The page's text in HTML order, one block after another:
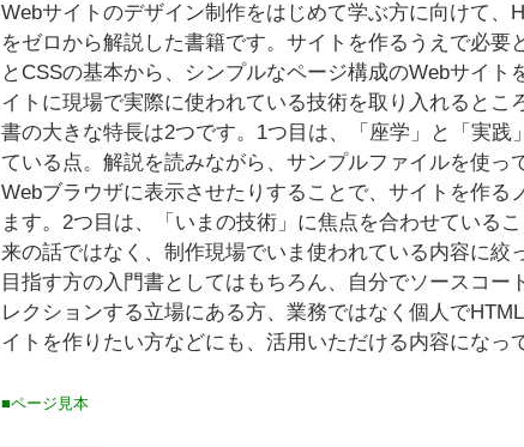
Webサイトのデザイン制作をはじめて学ぶ方に向けて、
をゼロから解説した書籍です。サイトを作るうえで必要
とCSSの基本から、シンプルなページ構成のWebサイト
イトに現場で実際に使われている技術を取り入れるとこ
書の大きな特長は2つです。1つ目は、「座学」と「実践
ている点。解説を読みながら、サンプルファイルを使っ
Webブラウザに表示させたりすることで、サイトを作る
ます。2つ目は、「いまの技術」に焦点を合わせている
来の話ではなく、制作現場でいま使われている内容に絞
目指す方の入門書としてはもちろん、自分でソースコー
レクションする立場にある方、業務ではなく個人で
イトを作りたい方などにも、活用いただける内容になっ
■ページ見本